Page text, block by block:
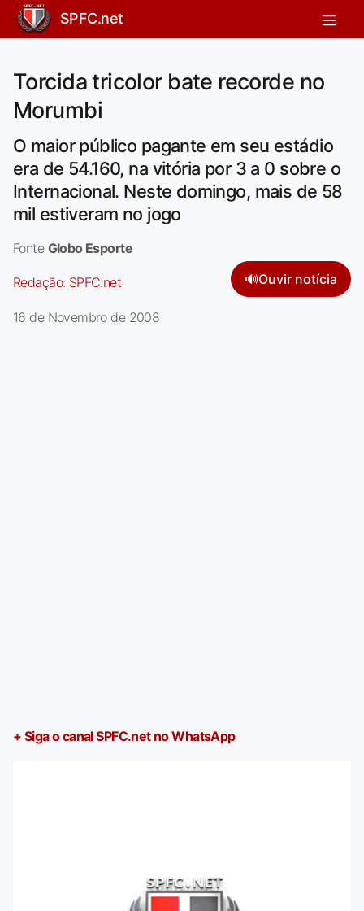
SPFC.net
Torcida tricolor bate recorde no
Morumbi
O maior público pagante em seu estádio
era de 54.160, na vitória por 3 a 0 sobre o
Internacional. Neste domingo, mais de 58
mil estiveram no jogo
Fonte Globo Esporte
Redação: SPFC.net 🔊Ouvir notícia
16 de Novembro de 2008
+ Siga o canal SPFC.net no WhatsApp